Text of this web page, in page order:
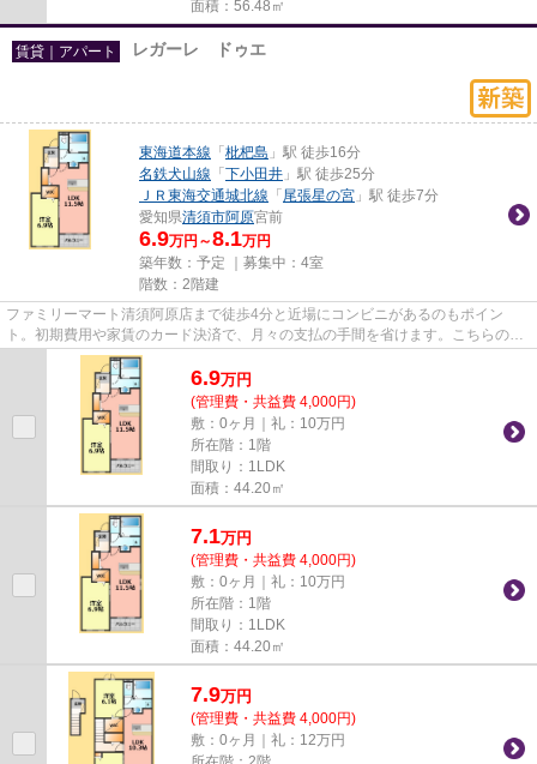
面積：56.48㎡
賃貸｜アパート レガーレ ドゥエ
東海道本線 「 枇杷島 」駅 徒歩16分
名鉄犬山線 「 下小田井 」駅 徒歩25分
ＪＲ東海交通城北線 「 尾張星の宮 」駅 徒歩7分
愛知県清須市阿原宮前
6.9万円～8.1万円
築年数：予定 ｜募集中： 4室
階数：2階建
ファミリーマート清須阿原店まで徒歩4分と近場にコンビニがあるのもポイン
ト。初期費用や家賃のカード決済で、月々の支払の手間を省けます。こちらの物
件はアパートです。「レガーレ ...
6.9万円
(管理費・共益費 4,000円)
敷：0ヶ月｜礼：10万円
所在階：1階
間取り：1LDK
面積：44.20㎡
7.1万円
(管理費・共益費 4,000円)
敷：0ヶ月｜礼：10万円
所在階：1階
間取り：1LDK
面積：44.20㎡
7.9万円
(管理費・共益費 4,000円)
敷：0ヶ月｜礼：12万円